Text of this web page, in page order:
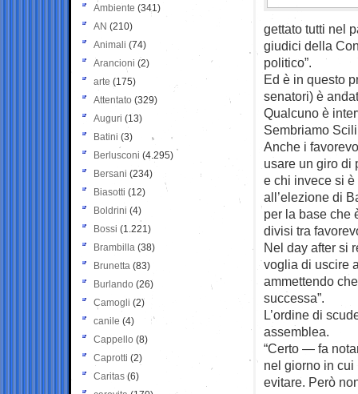
gettato tutti nel
giudici della
politico”.
Ed è in questo
senatori) è
Qualcuno è
Sembriamo
Anche i
usare un giro di
e chi invece si
all’elezione di
per la base che
divisi tra
Nel day after si
voglia di uscire
ammettendo
successa”.
L’ordine di
assemblea.
“Certo — fa
nel giorno in cui
evitare. Però
Ambiente (341)
AN (210)
Animali (74)
Arancioni (2)
arte (175)
Attentato (329)
Auguri (13)
Batini (3)
Berlusconi (4.295)
Bersani (234)
Biasotti (12)
Boldrini (4)
Bossi (1.221)
Brambilla (38)
Brunetta (83)
Burlando (26)
Camogli (2)
canile (4)
Cappello (8)
Caprotti (2)
Caritas (6)